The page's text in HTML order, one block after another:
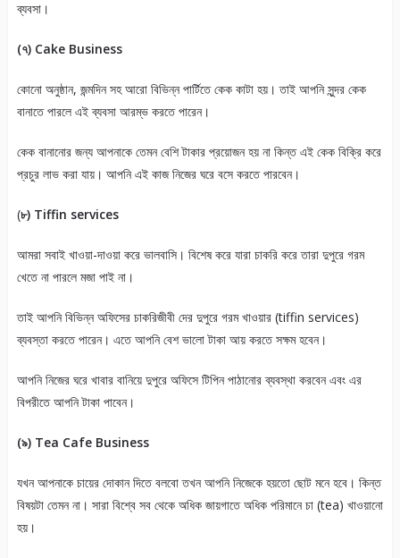
ব্যবসা।
(৭) Cake Business
কোনো অনুষ্ঠান, জন্মদিন সহ আরো বিভিন্ন পার্টিতে কেক কাটা হয়। তাই আপনি সুন্দর কেক
বানাতে পারলে এই ব্যবসা আরম্ভ করতে পারেন।
কেক বানানোর জন্য আপনাকে তেমন বেশি টাকার প্রয়োজন হয় না কিন্ত এই কেক বিক্রি করে
প্রচুর লাভ করা যায়। আপনি এই কাজ নিজের ঘরে বসে করতে পারবেন।
(৮) Tiffin services
আমরা সবাই খাওয়া-দাওয়া করে ভালবাসি। বিশেষ করে যারা চাকরি করে তারা দুপুরে গরম
খেতে না পারলে মজা পাই না।
তাই আপনি বিভিন্ন অফিসের চাকরিজীবী দের দুপুরে গরম খাওয়ার (tiffin services)
ব্যবস্তা করতে পারেন। এতে আপনি বেশ ভালো টাকা আয় করতে সক্ষম হবেন।
আপনি নিজের ঘরে খাবার বানিয়ে দুপুরে অফিসে টিপিন পাঠানোর ব্যবস্থা করবেন এবং এর
বিপরীতে আপনি টাকা পাবেন।
(৯) Tea Cafe Business
যখন আপনাকে চায়ের দোকান দিতে বলবো তখন আপনি নিজেকে হয়তো ছোট মনে হবে। কিন্ত
বিষয়টা তেমন না। সারা বিশ্বে সব থেকে অধিক জায়গাতে অধিক পরিমানে চা (tea) খাওয়ানো
হয়।